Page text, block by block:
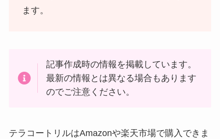
ます。
記事作成時の情報を掲載しています。
最新の情報とは異なる場合もあります
のでご注意ください。
テラコートリルはAmazonや楽天市場で購入できま